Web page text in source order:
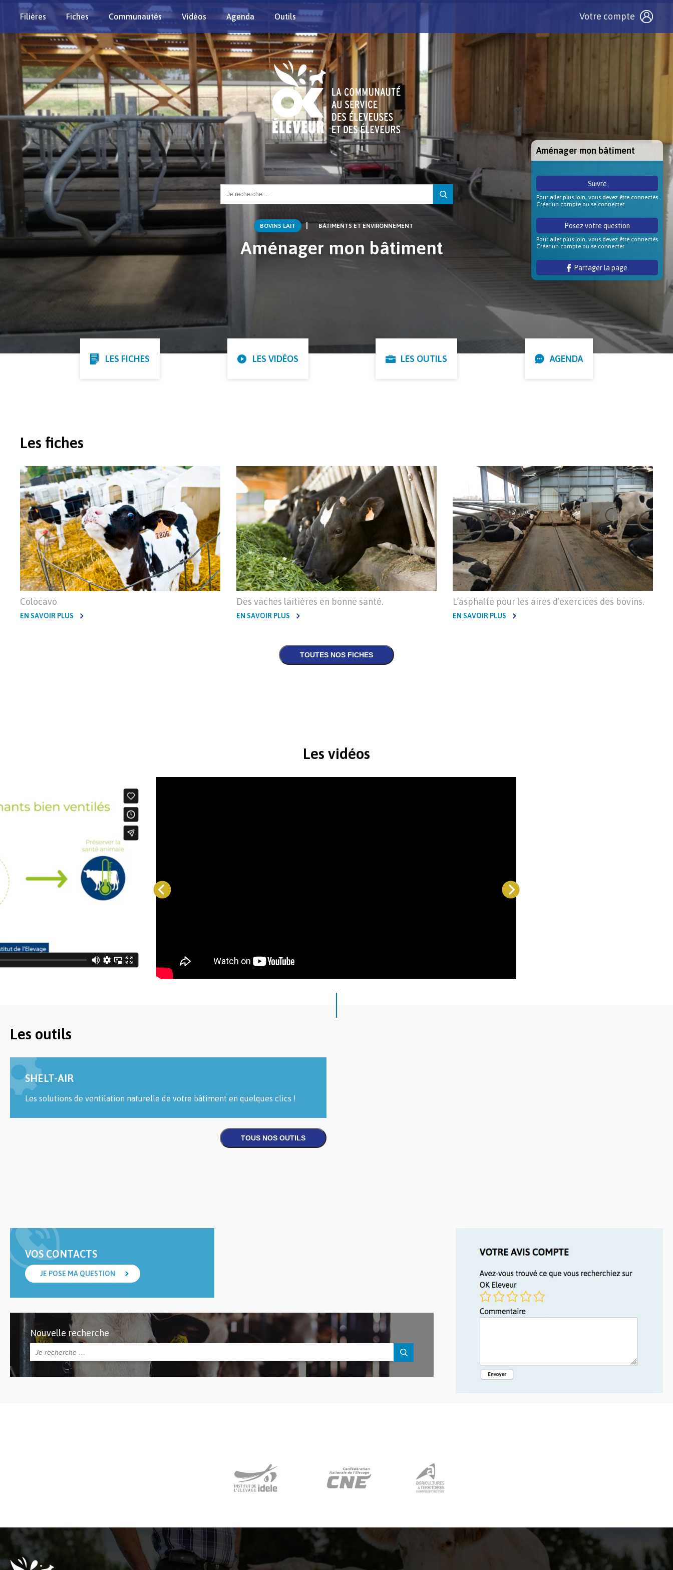
Filières Fiches Communautés Vidéos Agenda Outils Votre compte
Rechercher :
BOVINS LAIT BÂTIMENTS ET ENVIRONNEMENT
Aménager mon bâtiment
LES FICHES LES VIDÉOS LES OUTILS AGENDA
Les fiches
Colocavo
EN SAVOIR PLUS
Des vaches laitières en bonne santé.
EN SAVOIR PLUS
L’asphalte pour les aires d’exercices des bovins.
EN SAVOIR PLUS
Les vidéos
Les outils
SHELT-AIR
Les solutions de ventilation naturelle de votre bâtiment en quelques clics !
VOS CONTACTS
JE POSE MA QUESTION
Nouvelle recherche
Aménager mon bâtiment
Suivre
Pour aller plus loin, vous devez être connectés
Créer un compte ou se connecter
Posez votre question
Pour aller plus loin, vous devez être connectés
Créer un compte ou se connecter
Partager la page